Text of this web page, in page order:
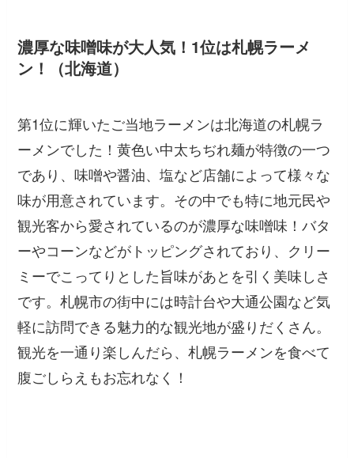
濃厚な味噌味が大人気！1位は札幌ラーメ
ン！（北海道）
第1位に輝いたご当地ラーメンは北海道の札幌ラ
ーメンでした！黄色い中太ちぢれ麺が特徴の一つ
であり、味噌や醤油、塩など店舗によって様々な
味が用意されています。その中でも特に地元民や
観光客から愛されているのが濃厚な味噌味！バタ
ーやコーンなどがトッピングされており、クリー
ミーでこってりとした旨味があとを引く美味しさ
です。札幌市の街中には時計台や大通公園など気
軽に訪問できる魅力的な観光地が盛りだくさん。
観光を一通り楽しんだら、札幌ラーメンを食べて
腹ごしらえもお忘れなく！